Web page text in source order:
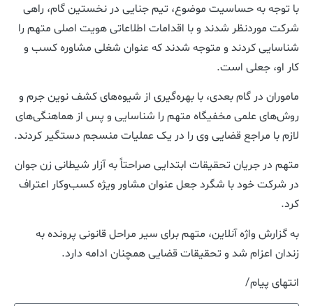
با توجه به حساسیت موضوع، تیم جنایی در نخستین گام، راهی
شرکت موردنظر شدند و با اقدامات اطلاعاتی هویت اصلی متهم را
شناسایی کردند و متوجه شدند که عنوان شغلی مشاوره کسب و
کار او، جعلی است.
ماموران در گام بعدی، با بهره‌گیری از شیوه‌های کشف نوین جرم و
روش‌های علمی مخفیگاه متهم را شناسایی و پس از هماهنگی‌‌های
لازم با مراجع قضایی وی را در یک عملیات منسجم دستگیر کردند.
متهم در جریان تحقیقات ابتدایی صراحتاً به آزار شیطانی زن جوان
در شرکت خود با شگرد جعل عنوان مشاور ویژه کسب‌وکار اعتراف
کرد.
به گزارش واژه آنلاین، متهم برای سیر مراحل قانونی پرونده به
زندان اعزام شد و تحقیقات قضایی همچنان ادامه دارد.
انتهای پیام/